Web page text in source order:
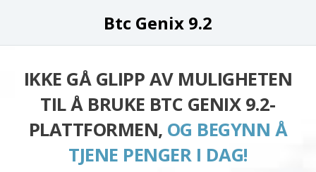
Btc Genix 9.2
IKKE GÅ GLIPP AV MULIGHETEN
TIL Å BRUKE BTC GENIX 9.2-
PLATTFORMEN, OG BEGYNN Å
TJENE PENGER I DAG!